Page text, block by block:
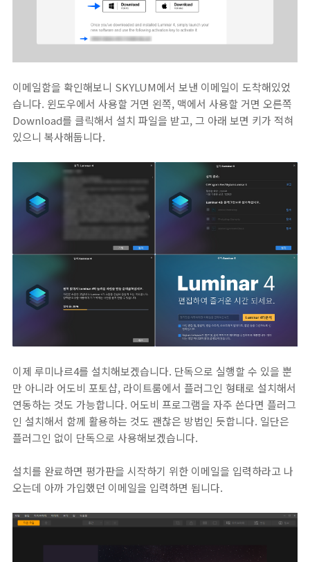
이메일함을 확인해보니 SKYLUM에서 보낸 이메일이 도착해있었
습니다. 윈도우에서 사용할 거면 왼쪽, 맥에서 사용할 거면 오른쪽
Download를 클릭해서 설치 파일을 받고, 그 아래 보면 키가 적혀
있으니 복사해둡니다.
이제 루미나르4를 설치해보겠습니다. 단독으로 실행할 수 있을 뿐
만 아니라 어도비 포토샵, 라이트룸에서 플러그인 형태로 설치해서
연동하는 것도 가능합니다. 어도비 프로그램을 자주 쓴다면 플러그
인 설치해서 함께 활용하는 것도 괜찮은 방법인 듯합니다. 일단은
플러그인 없이 단독으로 사용해보겠습니다.
설치를 완료하면 평가판을 시작하기 위한 이메일을 입력하라고 나
오는데 아까 가입했던 이메일을 입력하면 됩니다.